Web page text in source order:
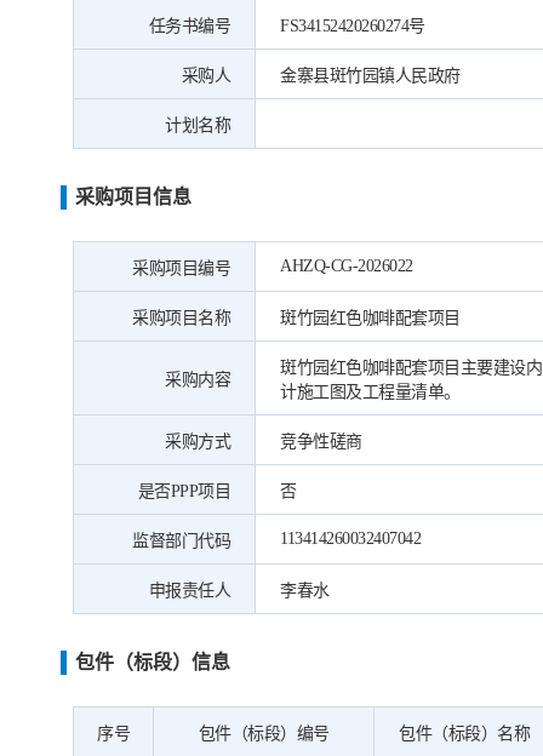
任务书编号 FS34152420260274号
采购人 金寨县斑竹园镇人民政府
计划名称
采购项目信息
采购项目编号 AHZQ-CG-2026022
采购项目名称 斑竹园红色咖啡配套项目
采购内容
斑竹园红色咖啡配套项目主要建设
计施工图及工程量清单。
采购方式 竞争性磋商
是否PPP项目 否
监督部门代码 113414260032407042
申报责任人 李春水
包件（标段）信息
序号 包件（标段）编号 包件（标段）名称